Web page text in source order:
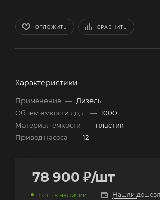
ОТЛОЖИТЬ СРАВНИТЬ
Характеристики
Применение — Дизель
Объем емкости до, л — 1000
Материал емкости — пластик
Привод насоса — 12
78 900 ₽/шт
Есть в наличии Нашли